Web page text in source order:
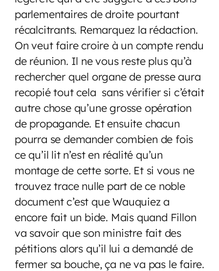
parlementaires de droite pourtant
récalcitrants. Remarquez la rédaction.
On veut faire croire à un compte rendu
de réunion. Il ne vous reste plus qu’à
rechercher quel organe de presse aura
recopié tout cela sans vérifier si c’était
autre chose qu’une grosse opération
de propagande. Et ensuite chacun
pourra se demander combien de fois
ce qu’il lit n’est en réalité qu’un
montage de cette sorte. Et si vous ne
trouvez trace nulle part de ce noble
document c’est que Wauquiez a
encore fait un bide. Mais quand Fillon
va savoir que son ministre fait des
pétitions alors qu’il lui a demandé de
fermer sa bouche, ça ne va pas le faire.